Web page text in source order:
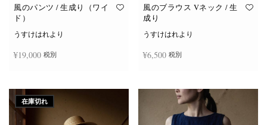
オ
ジ
選
オ
ジ
か
ら
選
風のパンツ / 生成り（ワイ
ド）
うすけはれより
¥19,000 税別
風のブラウス Vネック / 生
成り
うすけはれより
¥6,500 税別
在庫切れ